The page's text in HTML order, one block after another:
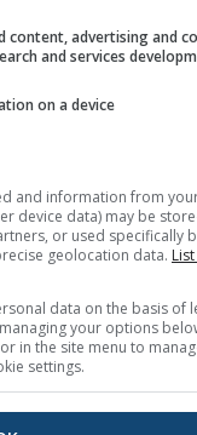
content, advertising and
and services
on a device
and information from
device data) may be
or used specifically
geolocation data.
data on the basis of
your options
in the site menu to
settings.